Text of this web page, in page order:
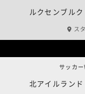
ルクセンブルク
ス
北アイルランド
サッカ